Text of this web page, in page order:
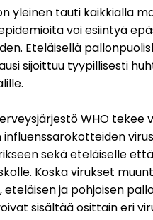
yleinen tauti kaikkialla
voi esiintyä
Eteläisellä
sijoittuu tyypillisesti
WHO tekee
influenssarokotteiden
sekä eteläiselle
Koska virukset
ja pohjoisen
sisältää osittain eri